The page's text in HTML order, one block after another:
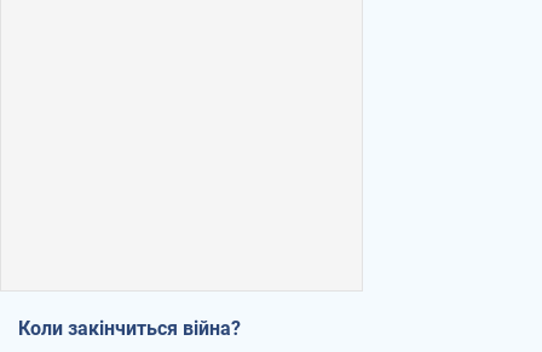
Коли закінчиться війна?